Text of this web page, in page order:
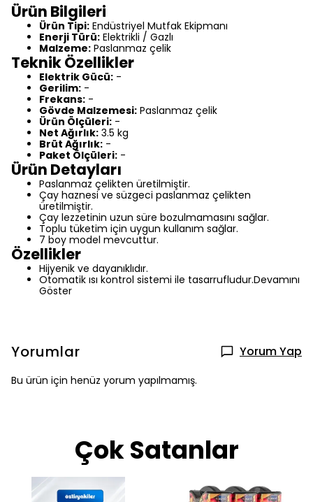
Ürün Bilgileri
Ürün Tipi: Endüstriyel Mutfak Ekipmanı
Enerji Türü: Elektrikli / Gazlı
Malzeme: Paslanmaz çelik
Teknik Özellikler
Elektrik Gücü: -
Gerilim: -
Frekans: -
Gövde Malzemesi: Paslanmaz çelik
Ürün Ölçüleri: -
Net Ağırlık: 3.5 kg
Brüt Ağırlık: -
Paket Ölçüleri: -
Ürün Detayları
Paslanmaz çelikten üretilmiştir.
Çay haznesi ve süzgeci paslanmaz çelikten
üretilmiştir.
Çay lezzetinin uzun süre bozulmamasını sağlar.
Toplu tüketim için uygun kullanım sağlar.
7 boy model mevcuttur.
Özellikler
Hijyenik ve dayanıklıdır.
Otomatik ısı kontrol sistemi ile tasarrufludur.Devamını
Göster
Yorumlar Yorum Yap
Bu ürün için henüz yorum yapılmamış.
Çok Satanlar